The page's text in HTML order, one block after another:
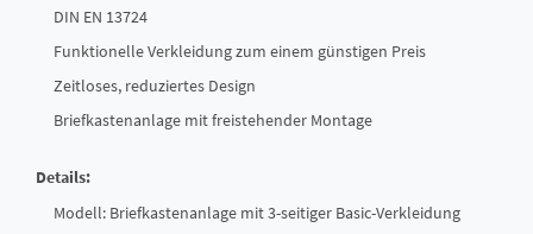
DIN EN 13724
Funktionelle Verkleidung zum einem günstigen Preis
Zeitloses, reduziertes Design
Briefkastenanlage mit freistehender Montage
Details:
Modell: Briefkastenanlage mit 3-seitiger Basic-Verkleidung